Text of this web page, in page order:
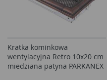
Kratka kominkowa
wentylacyjna Retro 10x20 cm
miedziana patyna PARKANEX